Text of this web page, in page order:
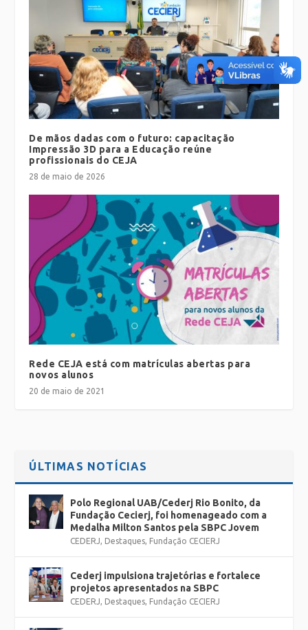
De mãos dadas com o futuro: capacitação
Impressão 3D para a Educação reúne
profissionais do CEJA
28 de maio de 2026
Rede CEJA está com matrículas abertas para
novos alunos
20 de maio de 2021
ÚLTIMAS NOTÍCIAS
Polo Regional UAB/Cederj Rio Bonito, da
Fundação Cecierj, foi homenageado com a
Medalha Milton Santos pela SBPC Jovem
CEDERJ, Destaques, Fundação CECIERJ
Cederj impulsiona trajetórias e fortalece
projetos apresentados na SBPC
CEDERJ, Destaques, Fundação CECIERJ